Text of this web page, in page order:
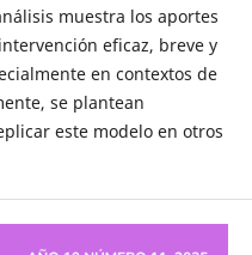
muestra los aportes
eficaz, breve y
en contextos de
se plantean
este modelo en otros